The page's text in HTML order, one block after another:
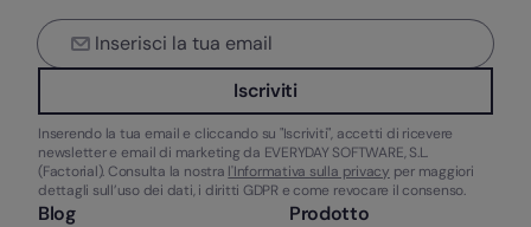
Iscriviti
Inserendo la tua email e cliccando su "Iscriviti", accetti di ricevere
newsletter e email di marketing da EVERYDAY SOFTWARE, S.L.
(Factorial). Consulta la nostra l'Informativa sulla privacy per maggiori
dettagli sull’uso dei dati, i diritti GDPR e come revocare il consenso.
Blog Prodotto